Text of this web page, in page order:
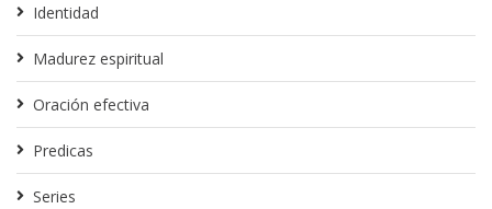
Identidad
Madurez espiritual
Oración efectiva
Predicas
Series